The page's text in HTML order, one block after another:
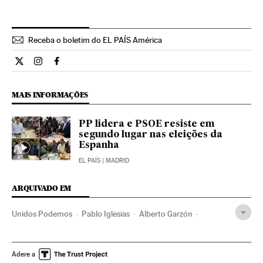
Receba o boletim do EL PAÍS América
Opiniao El País Brasil en Twitter
Opiniao El País Brasil en Instagram
Opiniao El País Brasil en Facebook
MAIS INFORMAÇÕES
PP lidera e PSOE resiste em
segundo lugar nas eleições da
Espanha
EL PAÍS | MADRID
ARQUIVADO EM
Unidos Podemos Pablo Iglesias Alberto Garzón
Albert Rivera Projeção resultados
Adere a